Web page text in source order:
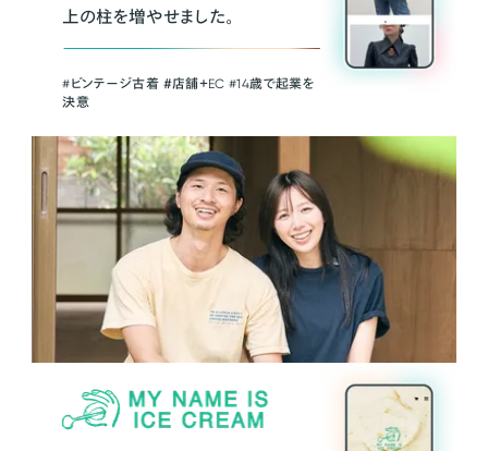
上の柱を増やせました。
#ビンテージ古着 ＃店舗＋EC #14歳で起業を
決意